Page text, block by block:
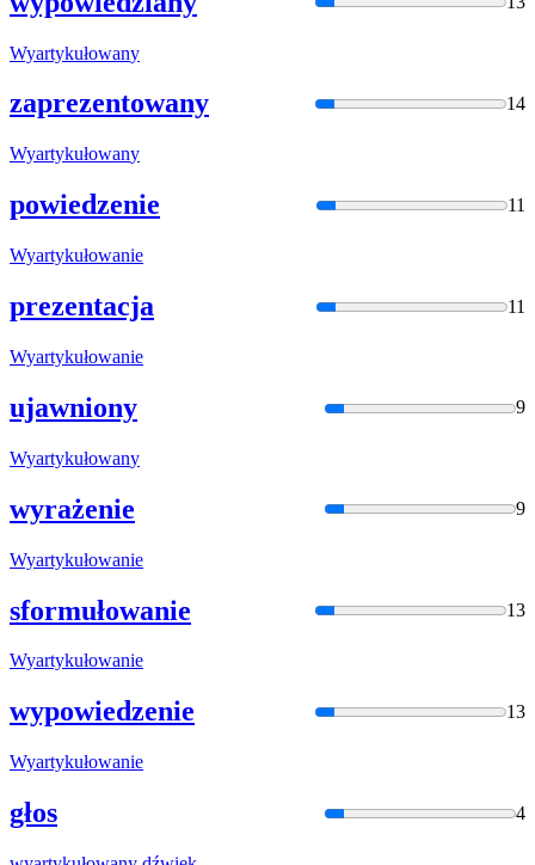
Wyartykułowany
zaprezentowany 14
Wyartykułowany
powiedzenie 11
Wyartykułowanie
prezentacja 11
Wyartykułowanie
ujawniony 9
Wyartykułowany
wyrażenie 9
Wyartykułowanie
sformułowanie 13
Wyartykułowanie
wypowiedzenie 13
Wyartykułowanie
głos 4